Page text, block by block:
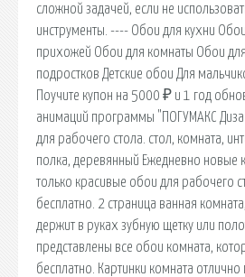
сложной задачей, если не
инструменты. ---- Обои для кухни
прихожей Обои для комнаты Обои
подростков Детские обои Для
Поучите купон на 5000 ₽ и 1 год
анимаций программы "ПОГУМАКС
для рабочего стола. стол, комната,
полка, деревянный Ежедневно новые
только красивые обои для рабочего
бесплатно. 2 страница ванная
держит в руках зубную щетку или
представлены все обои комната,
бесплатно. Картинки комната